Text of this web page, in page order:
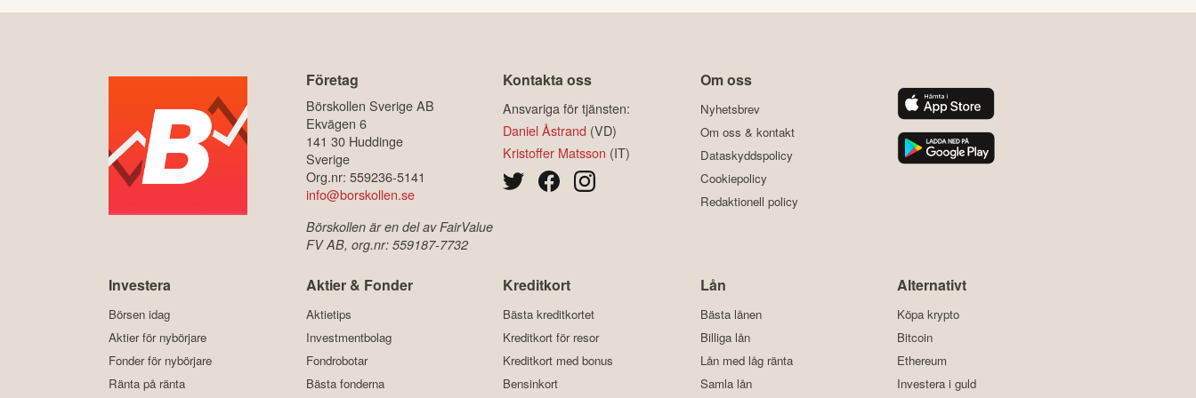
Företag
Börskollen Sverige AB
Ekvägen 6
141 30 Huddinge
Sverige
Org.nr: 559236-5141
info@borskollen.se
Börskollen är en del av FairValue
FV AB, org.nr: 559187-7732
Kontakta oss
Ansvariga för tjänsten:
Daniel Åstrand (VD)
Kristoffer Matsson (IT)
Om oss
Nyhetsbrev
Om oss & kontakt
Dataskyddspolicy
Cookiepolicy
Redaktionell policy
Investera
Börsen idag
Aktier för nybörjare
Fonder för nybörjare
Ränta på ränta
Aktier & Fonder
Aktietips
Investmentbolag
Fondrobotar
Bästa fonderna
Kreditkort
Bästa kreditkortet
Kreditkort för resor
Kreditkort med bonus
Bensinkort
Lån
Bästa lånen
Billiga lån
Lån med låg ränta
Samla lån
Alternativt
Köpa krypto
Bitcoin
Ethereum
Investera i guld